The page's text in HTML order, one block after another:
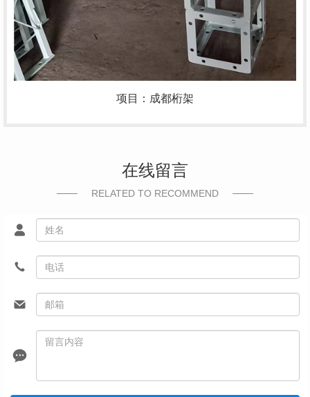
项目：成都桁架
在线留言
RELATED TO RECOMMEND